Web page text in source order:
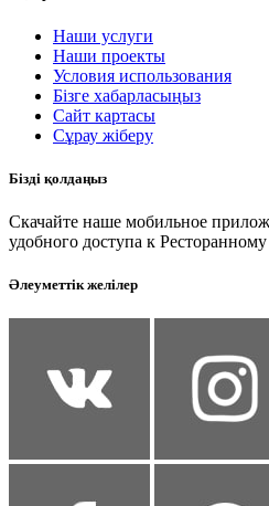
Наши услуги
Наши проекты
Условия использования
Бізге хабарласыңыз
Сайт картасы
Сұрау жіберу
Бізді қолдаңыз
Скачайте наше мобильное
удобного доступа к
Әлеуметтік желілер